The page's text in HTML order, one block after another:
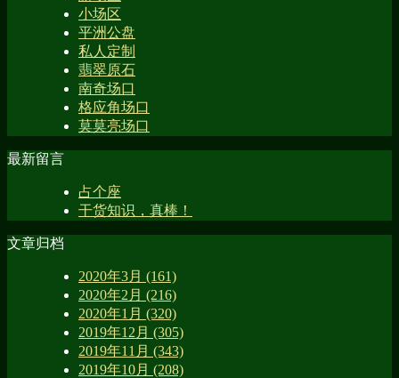
小场区
平洲公盘
私人定制
翡翠原石
南奇场口
格应角场口
莫莫亮场口
最新留言
占个座
干货知识，真棒！
文章归档
2020年3月 (161)
2020年2月 (216)
2020年1月 (320)
2019年12月 (305)
2019年11月 (343)
2019年10月 (208)